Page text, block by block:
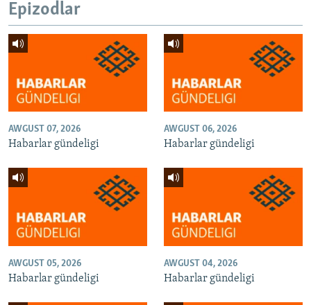
Epizodlar
AWGUST 07, 2026
Habarlar gündeligi
AWGUST 06, 2026
Habarlar gündeligi
AWGUST 05, 2026
Habarlar gündeligi
AWGUST 04, 2026
Habarlar gündeligi